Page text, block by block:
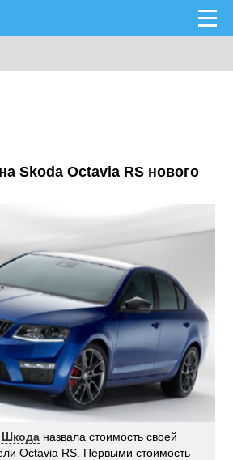
Skoda Octavia RS нового
Шкода назвала стоимость своей
Octavia RS. Первыми стоимость